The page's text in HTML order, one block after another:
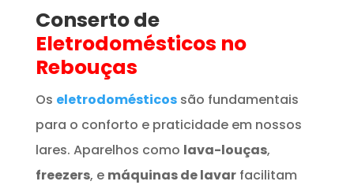
Conserto de
Eletrodomésticos no
Rebouças
Os eletrodomésticos são fundamentais
para o conforto e praticidade em nossos
lares. Aparelhos como lava-louças,
freezers, e máquinas de lavarfacilitam